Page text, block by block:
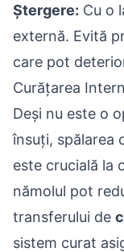
Ștergere: Cu o
externă. Evită
care pot
Curățarea
Deși nu este o
însuți, spălarea
este crucială la
nămolul pot
transferului de
sistem curat